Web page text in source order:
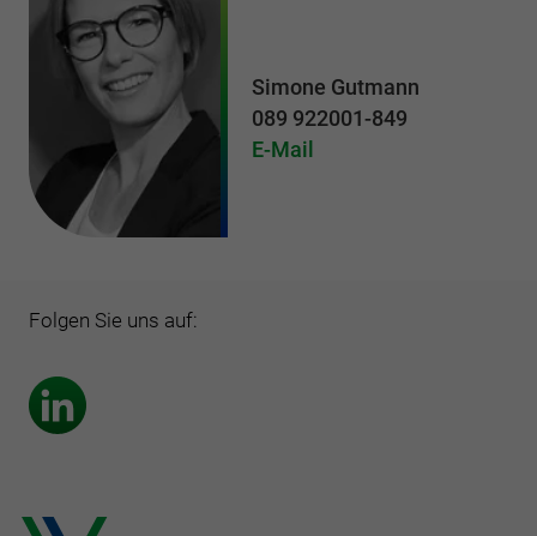
Simone Gutmann
089 922001-849
E-Mail
Folgen Sie uns auf: